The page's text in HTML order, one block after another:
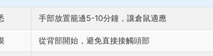
手部放置籠邊5-10分鐘，讓倉鼠適應
從背部開始，避免直接接觸頭部